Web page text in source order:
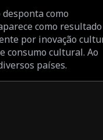
como
como resultado
por inovação
consumo cultural. Ao
países.